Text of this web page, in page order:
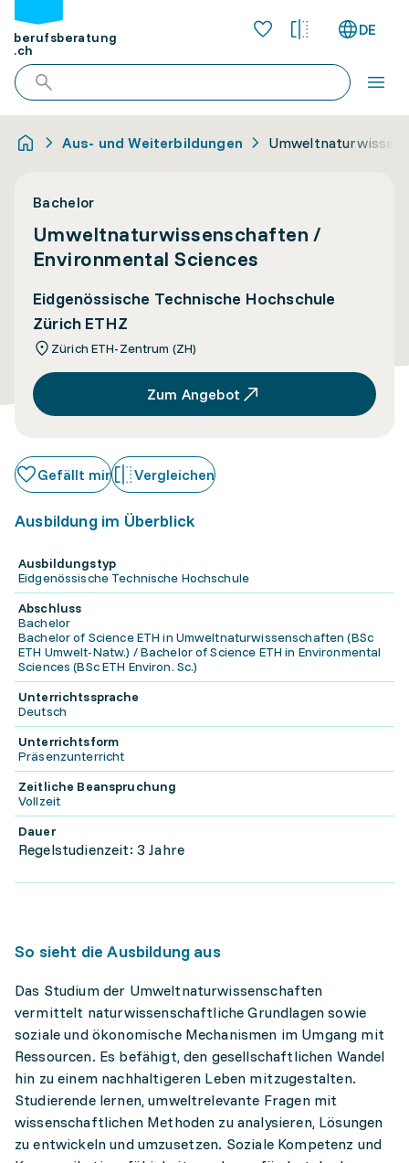
berufsberatung
.ch
DE
Aus- und Weiterbildungen
Bachelor
Umweltnaturwissenschaften /
Environmental Sciences
Eidgenössische Technische Hochschule
Zürich ETHZ
Zürich ETH-Zentrum (ZH)
Zum Angebot
Gefällt mir Vergleichen
Ausbildung im Überblick
Ausbildungstyp
Eidgenössische Technische Hochschule
Abschluss
Bachelor
Bachelor of Science ETH in Umweltnaturwissenschaften (BSc
ETH Umwelt-Natw.) / Bachelor of Science ETH in Environmental
Sciences (BSc ETH Environ. Sc.)
Unterrichtssprache
Deutsch
Unterrichtsform
Präsenzunterricht
Zeitliche Beanspruchung
Vollzeit
Dauer
Regelstudienzeit: 3 Jahre
So sieht die Ausbildung aus
Das Studium der Umweltnaturwissenschaften
vermittelt naturwissenschaftliche Grundlagen sowie
soziale und ökonomische Mechanismen im Umgang mit
Ressourcen. Es befähigt, den gesellschaftlichen Wandel
hin zu einem nachhaltigeren Leben mitzugestalten.
Studierende lernen, umweltrelevante Fragen mit
wissenschaftlichen Methoden zu analysieren, Lösungen
zu entwickeln und umzusetzen. Soziale Kompetenz und